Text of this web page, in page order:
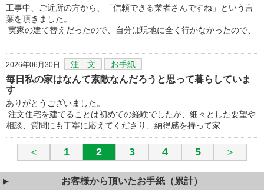
工事中、ご近所の方から、「信頼できる業者さんですね」という言
葉を頂きました。
実家の建て替えだったので、自分は現地に全く行かなかったので、
2026年06月30日 注 文 お手紙
毎日私の家はなんて素敵なんだろうと思って暮らしていま
す
ありがとうございました。
注文住宅を建てることは初めての経験でしたが、細々とした要望や
相談、質問にも丁寧に応えてくださり、納得感を持って家…
＜ 1 2 3 4 5 ＞
お客様から頂いたお手紙（累計）